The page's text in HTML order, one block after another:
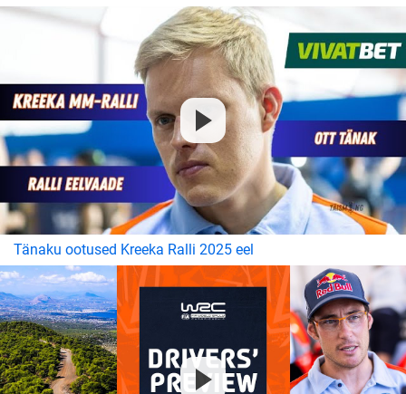
Tänaku ootused Kreeka Ralli 2025 eel